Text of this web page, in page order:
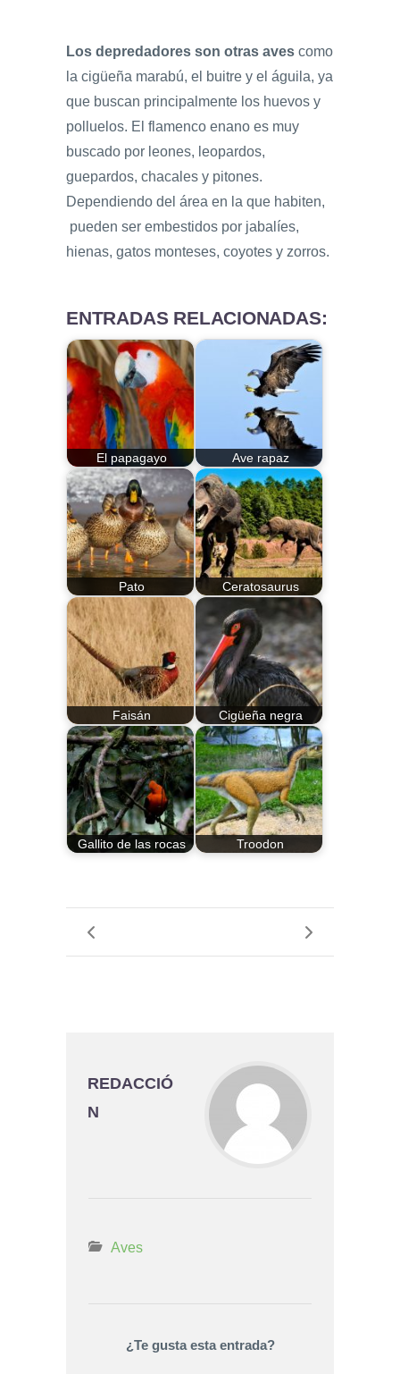
Los depredadores son otras aves como
la cigüeña marabú, el buitre y el águila, ya
que buscan principalmente los huevos y
polluelos. El flamenco enano es muy
buscado por leones, leopardos,
guepardos, chacales y pitones.
Dependiendo del área en la que habiten,
pueden ser embestidos por jabalíes,
hienas, gatos monteses, coyotes y zorros.
ENTRADAS RELACIONADAS:
El papagayo Ave rapaz
Pato Ceratosaurus
Faisán Cigüeña negra
Gallito de las rocas Troodon
REDACCIÓ
N
Aves
¿Te gusta esta entrada?